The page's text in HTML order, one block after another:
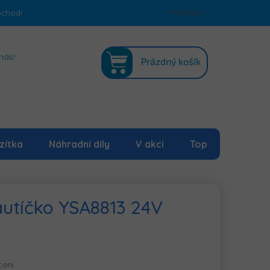
Podmínky ochrany osobních údajů Mapa serveru
Přihlášení
KOŠÍK
Prázdný košík
Náhradní díly V akci Top
YSA8813 24V